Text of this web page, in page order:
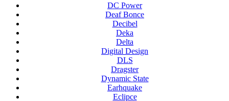
DC Power
Deaf Bonce
Decibel
Deka
Delta
Digital Design
DLS
Dragster
Dynamic State
Earhquake
Eclipce